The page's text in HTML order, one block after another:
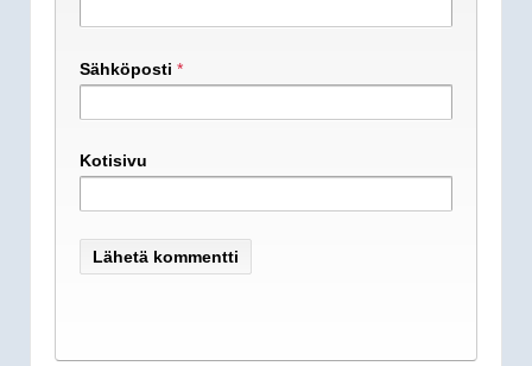
Sähköposti *
Kotisivu